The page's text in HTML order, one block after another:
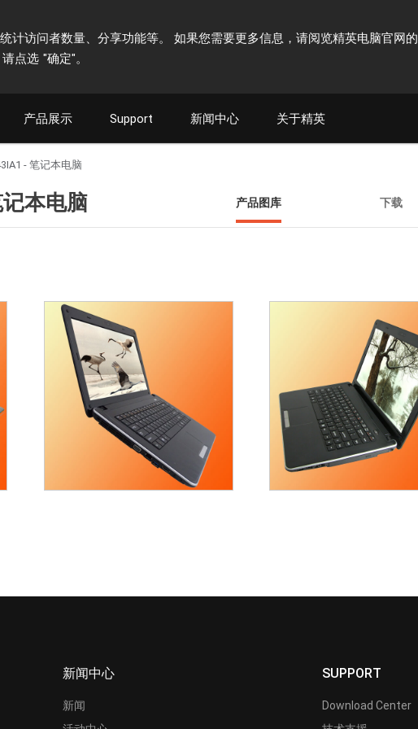
计访问者数量、分享功能等。 如果您需要更多信息，请阅览精英电脑官网的
点选 "确定"。
产品展示 Support 新闻中心 关于精英
- 笔记本电脑
本电脑 产品图库 下载
新闻中心
新闻
SUPPORT
Download Center